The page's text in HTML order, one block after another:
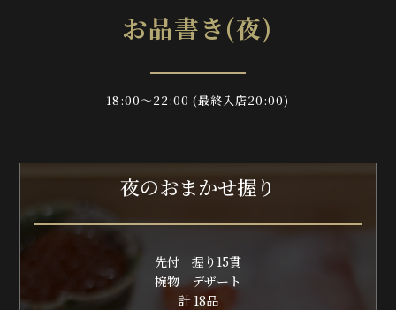
お品書き(夜)
18:00～22:00 (最終入店20:00)
夜のおまかせ握り
先付 握り15貫
椀物 デザート
計 18品